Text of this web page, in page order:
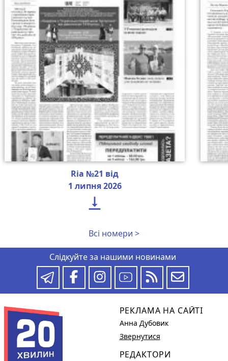
Ria №21 від
1 липня 2026

Всі номери >
Слідкуйте за нашими новинами
РЕКЛАМА НА САЙТІ
Анна Дубовик
Звернутися
РЕДАКТОРИ